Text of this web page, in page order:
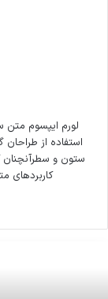
لورم ایپسوم متن
استفاده از
ستون و سطرآنچنان
کاربردهای